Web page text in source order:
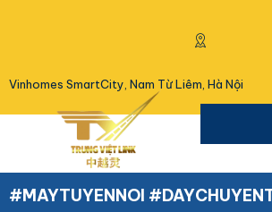
Vinhomes SmartCity, Nam Từ Liêm, Hà Nội
#MAYTUYENNOI